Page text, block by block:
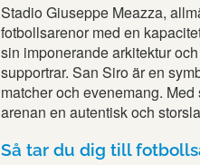
Stadio Giuseppe Meazza,
fotbollsarenor med en
sin imponerande arkitektur
supportrar. San Siro är en
matcher och evenemang.
arenan en autentisk och
Så tar du dig till